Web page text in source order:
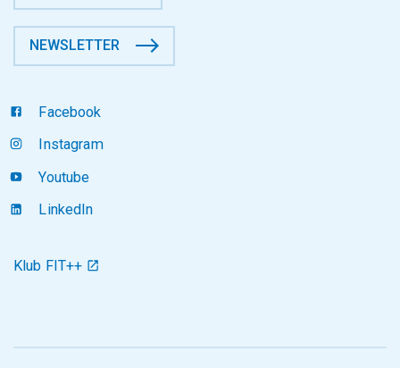
NEWSLETTER
Facebook
Instagram
Youtube
LinkedIn
Klub FIT++